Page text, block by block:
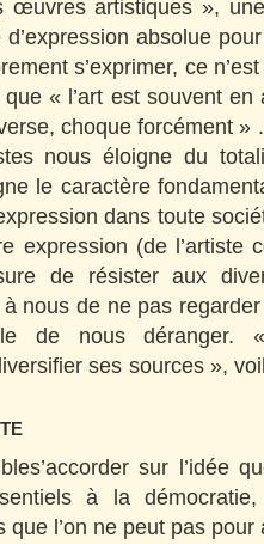
œuvres artistiques »,
absolue
s’exprimer, ce
« l’art est souvent
choque forcément »
nous éloigne du
le caractère
dans toute
expression (de l’artiste
de résister aux
nous de ne pas
de nous déranger.
ses sources »,
sur l’idée
à la
l’on ne peut pas pour